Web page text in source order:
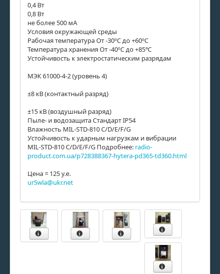
0,4 Вт
0,8 Вт
не более 500 мА
Условия окружающей среды
Рабочая температура От -30ºС до +60ºС
Температура хранения От -40ºС до +85℃
Устойчивость к электростатическим разрядам
МЭК 61000-4-2 (уровень 4)
±8 кВ (контактный разряд)
±15 кВ (воздушный разряд)
Пыле- и водозащита Стандарт IP54
Влажность MIL-STD-810 C/D/E/F/G
Устойчивость к ударным нагрузкам и вибрации
MIL-STD-810 C/D/E/F/G Подробнее: radio-
product.com.ua/p728388367-hytera-pd365-td360.html
Цена = 125 у.е.
ur5wla@ukr.net